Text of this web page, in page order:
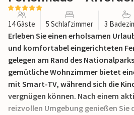
14 Gäste 5 Schlafzimmer 3
Erleben Sie einen erholsamen
und komfortabel eingerichteten
gelegen am Rand des
gemütliche Wohnzimmer bietet
mit Smart-TV, während sich die
vergnügen können. Nach einem
reizvollen Umgebung genießen Sie